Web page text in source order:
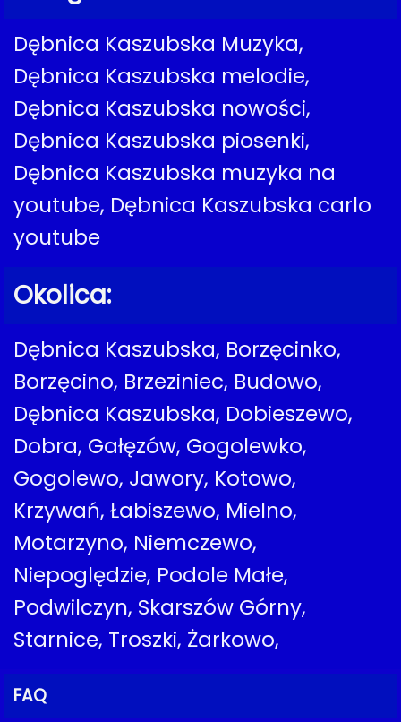
Dębnica Kaszubska Muzyka,
Dębnica Kaszubska melodie,
Dębnica Kaszubska nowości,
Dębnica Kaszubska piosenki,
Dębnica Kaszubska muzyka na
youtube, Dębnica Kaszubska carlo
youtube
Okolica:
Dębnica Kaszubska, Borzęcinko,
Borzęcino, Brzeziniec, Budowo,
Dębnica Kaszubska, Dobieszewo,
Dobra, Gałęzów, Gogolewko,
Gogolewo, Jawory, Kotowo,
Krzywań, Łabiszewo, Mielno,
Motarzyno, Niemczewo,
Niepoględzie, Podole Małe,
Podwilczyn, Skarszów Górny,
Starnice, Troszki, Żarkowo,
FAQ